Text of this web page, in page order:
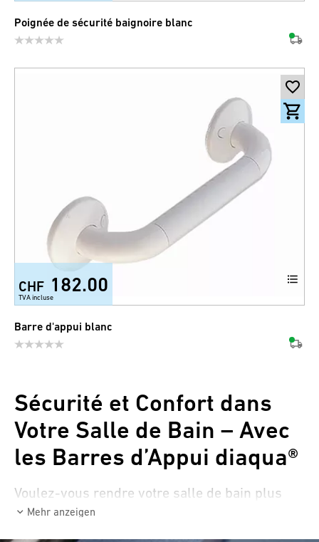
Poignée de sécurité baignoire blanc
CHF 182.00
TVA incluse
Barre d'appui blanc
Sécurité et Confort dans
Votre Salle de Bain – Avec
les Barres d’Appui diaqua®
Voulez-vous rendre votre salle de bain plus
sûre, ou recherchez-vous une aide à l’entrée
Mehr anzeigen